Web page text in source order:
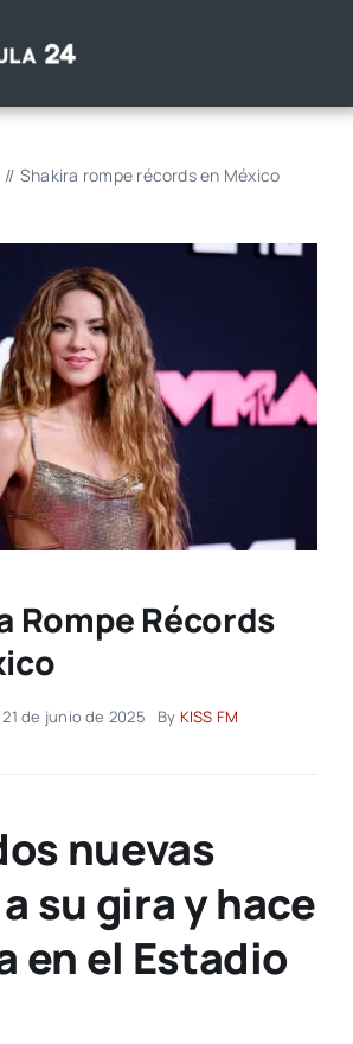
Shakira rompe récords en México
Rompe Récords
de junio de 2025 By KISS FM
nuevas
su gira y hace
en el Estadio